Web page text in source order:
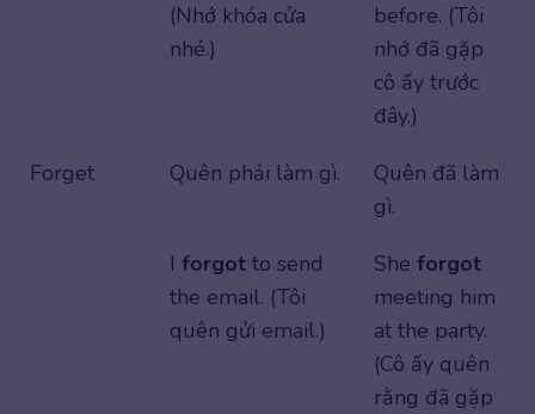
(Nhớ khóa cửa
nhé.)
before. (Tôi
nhớ đã gặp
cô ấy trước
đây.)
Forget
Quên phải làm gì.
Quên đã làm
gì.
I forgot to send
the email. (Tôi
quên gửi email.)
She forgot
meeting him
at the party.
(Cô ấy quên
rằng đã gặp